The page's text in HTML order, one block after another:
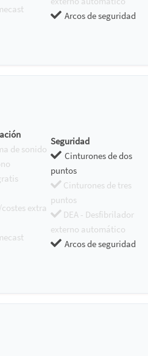
Arcos de seguridad
de sonido
extra
Seguridad
Cinturones de dos
puntos
Cinturones de tres
puntos
DEA - Desfibrilador
externo automático
Arcos de seguridad